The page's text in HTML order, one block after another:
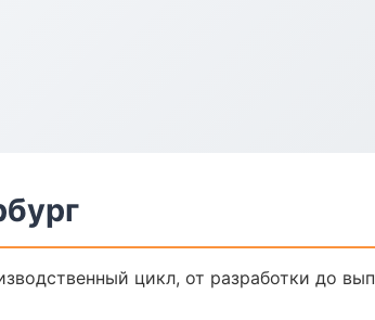
цикл, от разработки до